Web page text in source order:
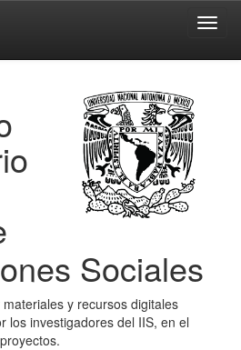
Sociales
y recursos digitales
los investigadores del IIS, en el